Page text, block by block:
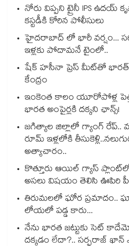
నోరు విప్పని ట్రైనీ IPS ఉదయ్
కస్టడీకి కోరిన పోలీసులు
హైదరాబాద్ లో భారీ వర్షం...
ఇళ్లకు పోదామనే టైంలో..
షేక్ హసీనా ప్రెస్ మీట్‎తో
కేంద్రం
ఇంకెంత కాలం యూరోపోళ్ల
భారత అంపైర్లకి దక్కని ఛాన్స్!
జగిత్యాల జిల్లాలో గ్యాంగ్ రేప్..
రూమ్ ఇళ్లలోకి
అత్యాచారం..
కొత్తూరు ఆయిల్ గ్యాస్⁪
అసలు విషయం తెలిసి ఊపిరి
తిరుమలలో ఘోర ప్రమాదం..
లోయలో పడ్డ కారు...
నేను భారత జట్టుకు సెట్
దక్కడం లేదా?.. సర్ఫరాజ్